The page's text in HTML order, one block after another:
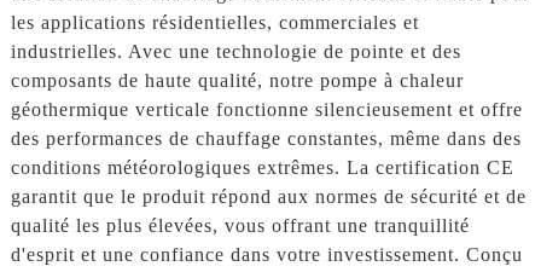
les applications résidentielles, commerciales et
industrielles. Avec une technologie de pointe et des
composants de haute qualité, notre pompe à chaleur
géothermique verticale fonctionne silencieusement et offre
des performances de chauffage constantes, même dans des
conditions météorologiques extrêmes. La certification CE
garantit que le produit répond aux normes de sécurité et de
qualité les plus élevées, vous offrant une tranquillité
d'esprit et une confiance dans votre investissement. Conçu